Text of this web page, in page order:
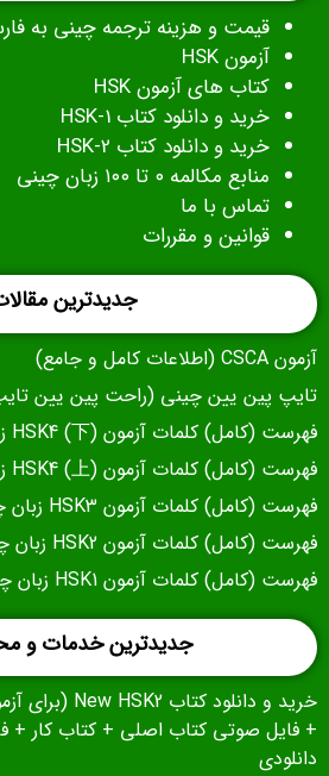
قیمت و هزینه ترجمه چینی به
آزمون HSK
کتاب های آزمونHSK
خرید و دانلود کتاب HSK-1
خرید و دانلود کتاب HSK-2
منابع مکالمه ۰ تا ۱۰۰ زبان چینی
تماس با ما
قوانین و مقررات
جدیدترین
آزمون CSCA (اطلاعات کامل و جامع)
تایپ پین یین چینی (راحت پین یین
فهرست (کامل) کلمات آزمون (下) HSK4 زبان چینی
فهرست (کامل) کلمات آزمون (上) HSK4 زبان چینی
فهرست (کامل) کلمات آزمون HSK3 زبان چینی (ویرایش قدیم)
فهرست (کامل) کلمات آزمون HSK2 زبان چینی (ویرایش قدیم)
فهرست (کامل) کلمات آزمون HSK1 زبان چینی (ویرایش قدیم)
جدیدترین خدمات و
+ فایل صوتی کتاب اصلی + کتاب کار +
دانلودی